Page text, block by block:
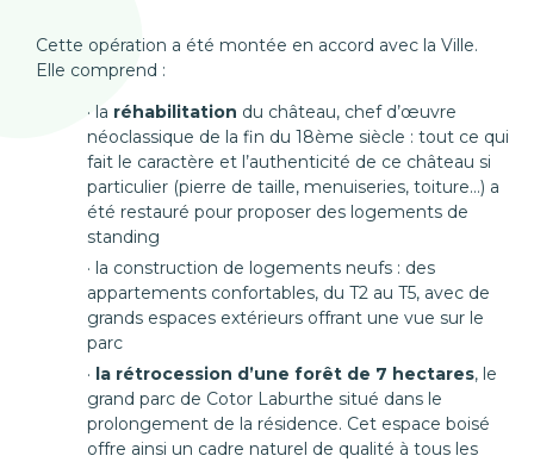
Cette opération a été montée en accord avec la Ville.
Elle comprend :
la réhabilitation du château, chef d’œuvre
néoclassique de la fin du 18ème siècle : tout ce qui
fait le caractère et l’authenticité de ce château si
particulier (pierre de taille, menuiseries, toiture…) a
été restauré pour proposer des logements de
standing
la construction de logements neufs : des
appartements confortables, du T2 au T5, avec de
grands espaces extérieurs offrant une vue sur le
parc
la rétrocession d’une forêt de 7 hectares, le
grand parc de Cotor Laburthe situé dans le
prolongement de la résidence. Cet espace boisé
offre ainsi un cadre naturel de qualité à tous les